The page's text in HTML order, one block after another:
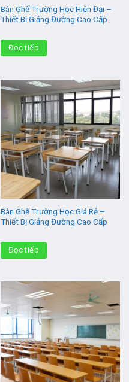
Bàn Ghế Trường Học Hiện Đại –
Thiết Bị Giảng Đường Cao Cấp
Đọc tiếp
Bàn Ghế Trường Học Giá Rẻ –
Thiết Bị Giảng Đường Cao Cấp
Đọc tiếp